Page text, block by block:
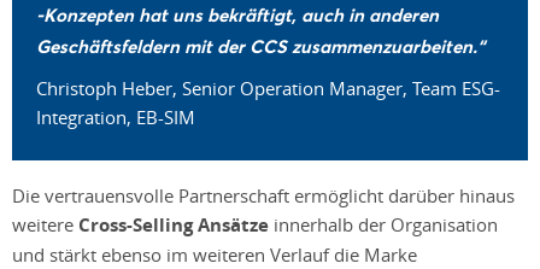
-Konzepten hat uns bekräftigt, auch in anderen
Geschäftsfeldern mit der CCS zusammenzuarbeiten.“
Christoph Heber, Senior Operation Manager, Team ESG-
Integration, EB-SIM
Die vertrauensvolle Partnerschaft ermöglicht darüber hinaus
weitere Cross-Selling Ansätze innerhalb der Organisation
und stärkt ebenso im weiteren Verlauf die Marke